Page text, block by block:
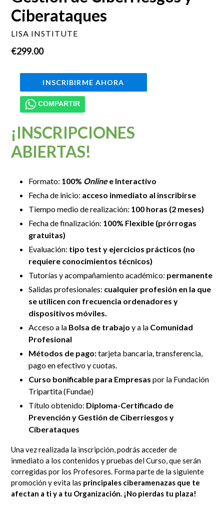
Ciberataques
LISA INSTITUTE
Precio
€299.00
INSCRIBIRME AHORA
COMPARTIR
¡INSCRIPCIONES
ABIERTAS!
Formato: 100% Onlinee Interactivo
Fecha de inicio: acceso inmediato al inscribirse
Tiempo medio de realización: 100 horas (2 meses)
Fecha de finalización: 100% Flexible (prórrogas
gratuitas)
Evaluación: tipo test y ejercicios prácticos (no
requiere conocimientos técnicos)
Tutorías yacompañamiento académico: permanente
Salidas profesionales: cualquier profesión en la que
se utilicen con frecuencia ordenadores y
dispositivos móviles.
Acceso a la Bolsa de trabajo y a la Comunidad
Profesional
Métodos de pago:tarjeta bancaria, transferencia,
pago en efectivo y cuotas.
Curso bonificable para Empresas por la Fundación
Tripartita (Fundae)
Título obtenido: Diploma-Certificado de
Prevención y Gestión de Ciberriesgos y
Ciberataques
Una vez realizada la inscripción, podrás acceder de
inmediato a los contenidos y pruebas del Curso, que serán
corregidas por los Profesores. Forma parte de la siguiente
promoción y evita las principales ciberamenazas que te
afectan a ti y a tu Organización. ¡No pierdas tu plaza!